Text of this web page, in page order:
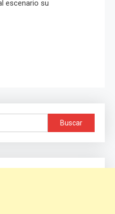
escenario su
Buscar: